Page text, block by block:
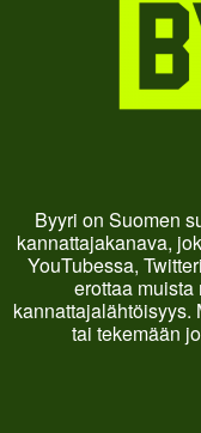
Byyri on Suomen
kannattajakanava,
YouTubessa,
erottaa
kannattajalähtöisyys.
tai tekemään